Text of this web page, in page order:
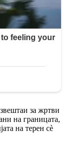
за жртви
на границата,
на терен сè